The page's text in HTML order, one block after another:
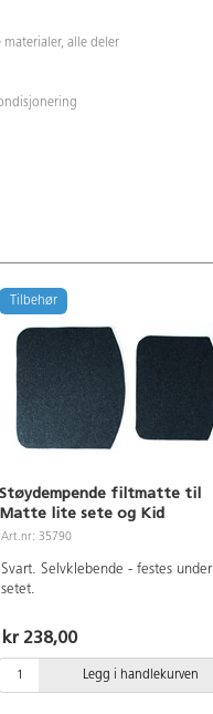
materialer, alle deler
Tilbehør
Støydempende filtmatte til
Matte lite sete og Kid
Art.nr: 35790
Svart. Selvklebende - festes under
setet.
kr 238,00
Legg i handlekurven